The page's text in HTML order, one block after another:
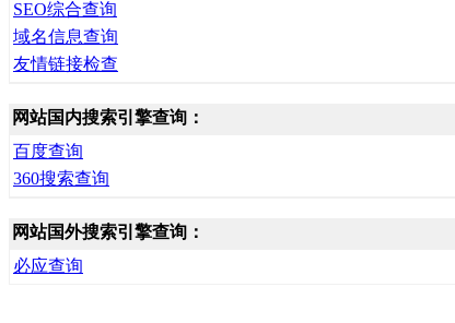
SEO综合查询
域名信息查询
友情链接检查
网站国内搜索引擎查询：
百度查询
360搜索查询
网站国外搜索引擎查询：
必应查询